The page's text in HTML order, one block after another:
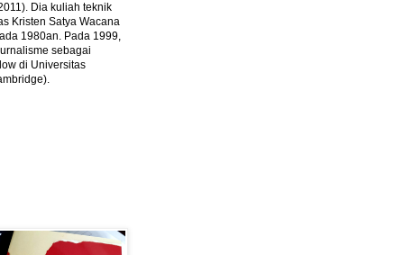
Dia kuliah teknik
Kristen Satya Wacana
1980an. Pada 1999,
sebagai
di Universitas